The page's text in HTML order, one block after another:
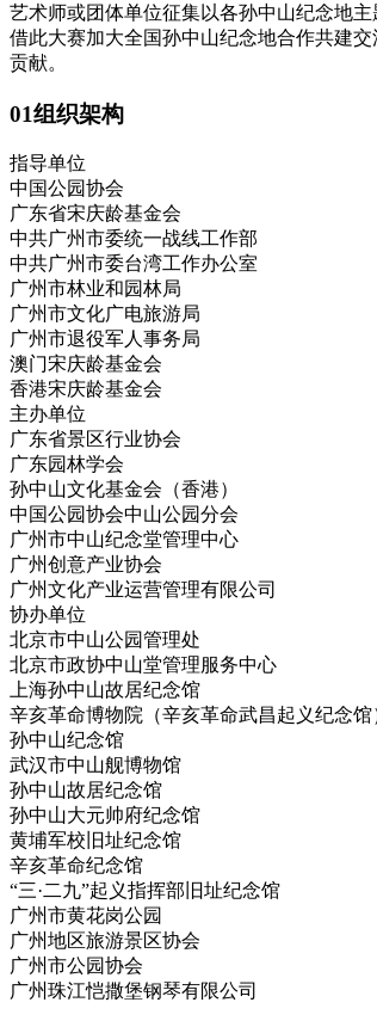
艺术师或团体单位征集以各孙中山纪念地
借此大赛加大全国孙中山纪念地合作共建
贡献。
01组织架构
指导单位
中国公园协会
广东省宋庆龄基金会
中共广州市委统一战线工作部
中共广州市委台湾工作办公室
广州市林业和园林局
广州市文化广电旅游局
广州市退役军人事务局
澳门宋庆龄基金会
香港宋庆龄基金会
主办单位
广东省景区行业协会
广东园林学会
孙中山文化基金会（香港）
中国公园协会中山公园分会
广州市中山纪念堂管理中心
广州创意产业协会
广州文化产业运营管理有限公司
协办单位
北京市中山公园管理处
北京市政协中山堂管理服务中心
上海孙中山故居纪念馆
辛亥革命博物院（辛亥革命武昌起义纪念馆
孙中山纪念馆
武汉市中山舰博物馆
孙中山故居纪念馆
孙中山大元帅府纪念馆
黄埔军校旧址纪念馆
辛亥革命纪念馆
“三·二九”起义指挥部旧址纪念馆
广州市黄花岗公园
广州地区旅游景区协会
广州市公园协会
广州珠江恺撒堡钢琴有限公司